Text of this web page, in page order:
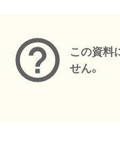
この資料
せん。